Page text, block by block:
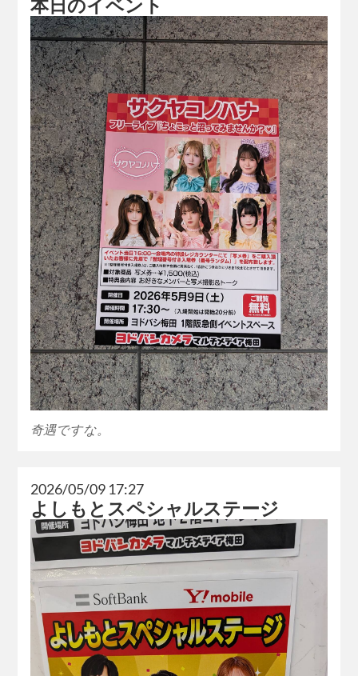
本日のイベント
奇遇ですな。
2026/05/09 17:27
よしもとスペシャルステージ